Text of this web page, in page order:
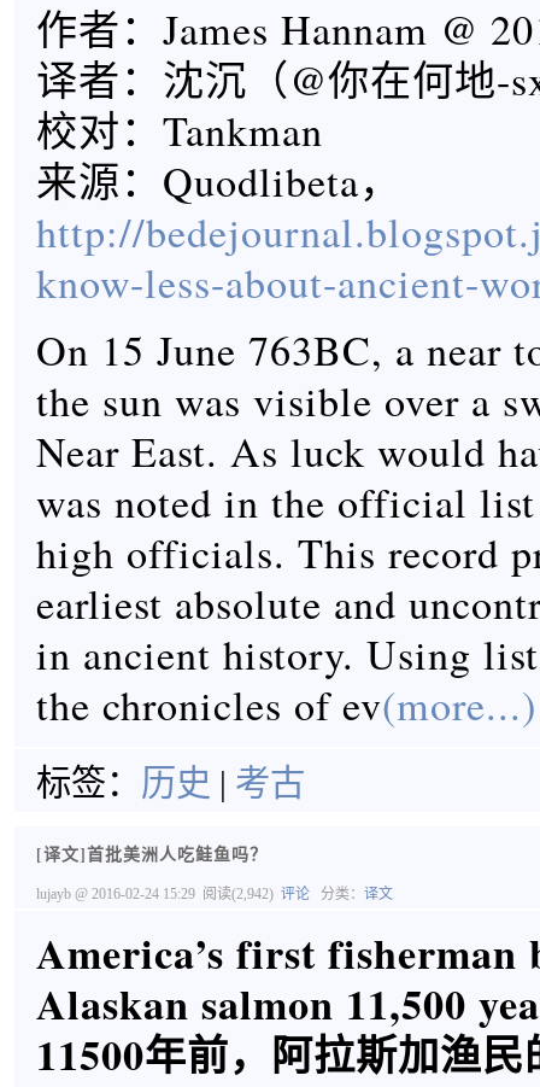
作者：James Hannam @
译者：沈沉（@你在何地-
校对：Tankman
来源：Quodlibeta，
http://
know-less-about-ancient-
On 15 June 763BC, a near
the sun was visible over a
Near East. As luck would
was noted in the official
high officials. This record
earliest absolute and
in ancient history. Using
the chronicles of ev(more...)
标签： 历史 | 考古
[译文]首批美洲人吃鲑鱼吗？
lujayb @ 2016-02-24 15:29 阅读(2,942) 评论 分类： 译文
America’s first fisherman
Alaskan salmon 11,500
11500年前，阿拉斯加渔民